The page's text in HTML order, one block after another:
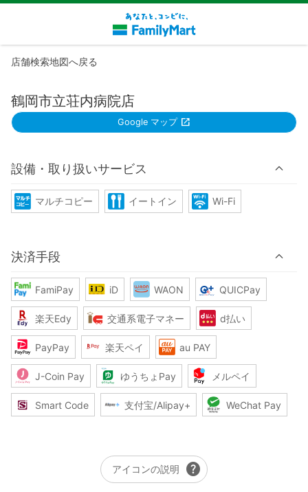
店舗検索地図へ戻る
鶴岡市立荘内病院店
Google マップ
設備・取り扱いサービス
マルチコピー イートイン Wi-Fi
決済手段
FamiPay iD WAON QUICPay
楽天Edy 交通系電子マネー d払い
PayPay 楽天ペイ au PAY
J-Coin Pay ゆうちょPay メルペイ
Smart Code 支付宝/Alipay+ WeChat Pay
アイコンの説明 help